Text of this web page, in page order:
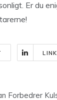
Er du
Forbedrer